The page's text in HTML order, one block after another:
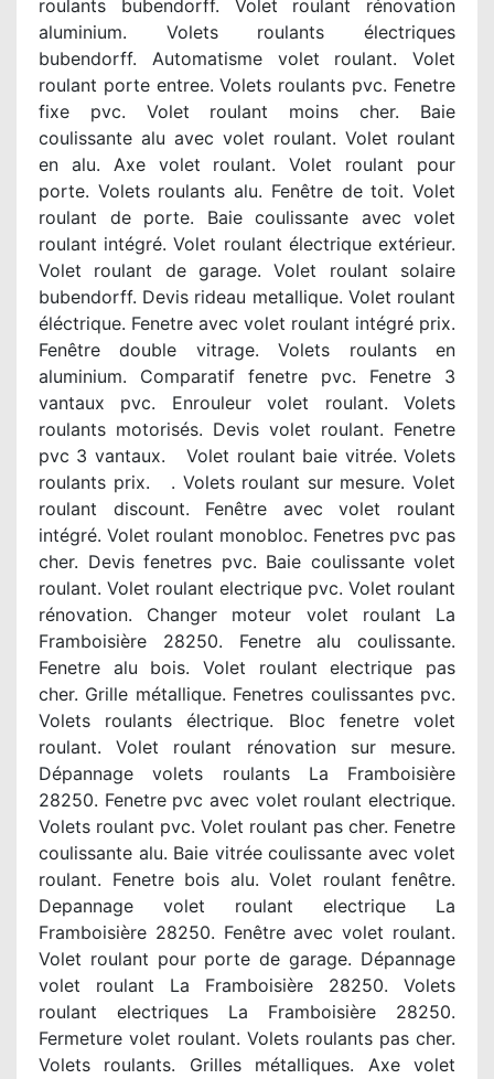
roulants bubendorff. Volet roulant rénovation
aluminium. Volets roulants électriques
bubendorff. Automatisme volet roulant. Volet
roulant porte entree. Volets roulants pvc. Fenetre
fixe pvc. Volet roulant moins cher. Baie
coulissante alu avec volet roulant. Volet roulant
en alu. Axe volet roulant. Volet roulant pour
porte. Volets roulants alu. Fenêtre de toit. Volet
roulant de porte. Baie coulissante avec volet
roulant intégré. Volet roulant électrique extérieur.
Volet roulant de garage. Volet roulant solaire
bubendorff. Devis rideau metallique. Volet roulant
éléctrique. Fenetre avec volet roulant intégré prix.
Fenêtre double vitrage. Volets roulants en
aluminium. Comparatif fenetre pvc. Fenetre 3
vantaux pvc. Enrouleur volet roulant. Volets
roulants motorisés. Devis volet roulant. Fenetre
pvc 3 vantaux. Volet roulant baie vitrée. Volets
roulants prix. . Volets roulant sur mesure. Volet
roulant discount. Fenêtre avec volet roulant
intégré. Volet roulant monobloc. Fenetres pvc pas
cher. Devis fenetres pvc. Baie coulissante volet
roulant. Volet roulant electrique pvc. Volet roulant
rénovation. Changer moteur volet roulant La
Framboisière 28250. Fenetre alu coulissante.
Fenetre alu bois. Volet roulant electrique pas
cher. Grille métallique. Fenetres coulissantes pvc.
Volets roulants électrique. Bloc fenetre volet
roulant. Volet roulant rénovation sur mesure.
Dépannage volets roulants La Framboisière
28250. Fenetre pvc avec volet roulant electrique.
Volets roulant pvc. Volet roulant pas cher. Fenetre
coulissante alu. Baie vitrée coulissante avec volet
roulant. Fenetre bois alu. Volet roulant fenêtre.
Depannage volet roulant electrique La
Framboisière 28250. Fenêtre avec volet roulant.
Volet roulant pour porte de garage. Dépannage
volet roulant La Framboisière 28250. Volets
roulant electriques La Framboisière 28250.
Fermeture volet roulant. Volets roulants pas cher.
Volets roulants. Grilles métalliques. Axe volet